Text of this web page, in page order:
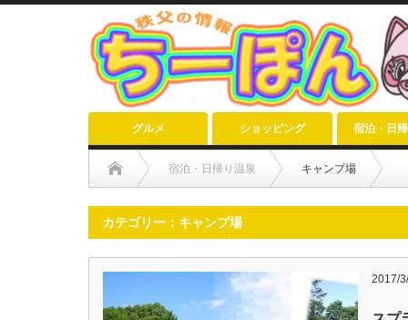
グルメ ショッピング 宿泊・日
宿泊・日帰り温泉 キャンプ場
カテゴリー：キャンプ場
2017/